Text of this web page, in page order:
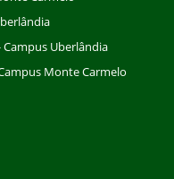
Uberlândia
Monte Carmelo